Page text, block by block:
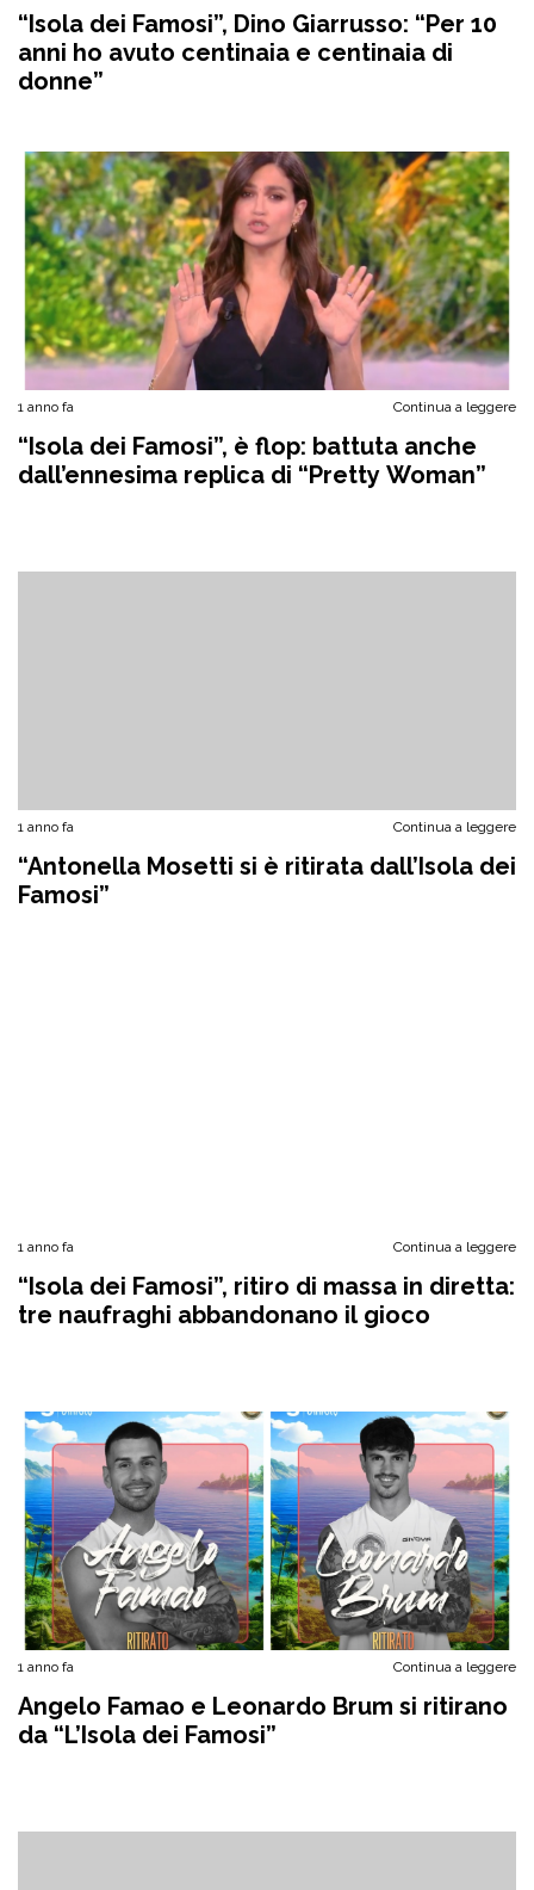
“Isola dei Famosi”, Dino Giarrusso: “Per 10
anni ho avuto centinaia e centinaia di
donne”
1 anno fa Continua a leggere
“Isola dei Famosi”, è flop: battuta anche
dall’ennesima replica di “Pretty Woman”
1 anno fa Continua a leggere
“Antonella Mosetti si è ritirata dall’Isola dei
Famosi”
1 anno fa Continua a leggere
“Isola dei Famosi”, ritiro di massa in diretta:
tre naufraghi abbandonano il gioco
1 anno fa Continua a leggere
Angelo Famao e Leonardo Brum si ritirano
da “L’Isola dei Famosi”